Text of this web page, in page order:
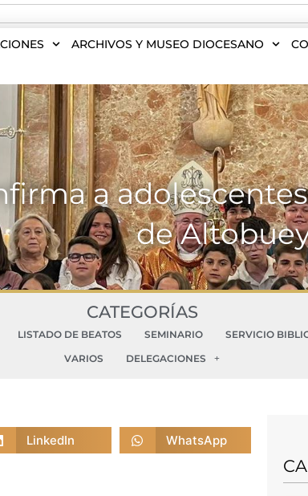
ARCHIVOS Y MUSEO DIOCESANO
a
de
CATEGORÍAS
LISTADO DE BEATOS SEMINARIO SERVICIO
VARIOS
DELEGACIONES
LinkedIn WhatsApp